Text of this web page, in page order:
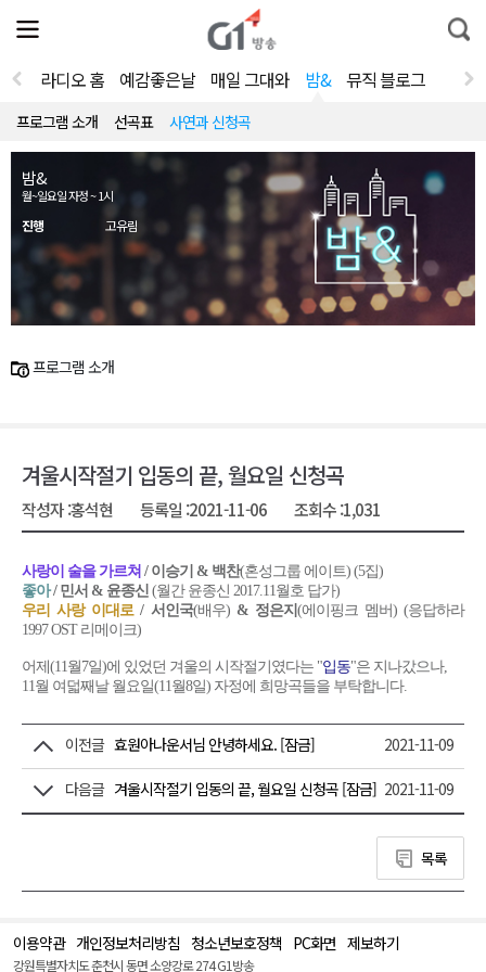
전
체
뉴
열
통
합
라디오 홈 예감좋은날 매일 그대와 밤& 뮤직 블로그
프로그램 소개 선곡표 사연과 신청곡
밤&
월~일요일 자정 ~ 1시
진행 고유림
프로그램 소개
겨울시작절기 입동의 끝, 월요일 신청곡
작성자 :홍석현 등록일 :2021-11-06 조회수 :1,031
사랑이 술을 가르쳐 / 이승기 & 백찬(혼성그룹 에이트) (5집)
좋아/ 민서 & 윤종신 (월간 윤종신 2017.11월호 답가)
우리 사랑 이대로 / 서인국(배우)& 정은지 (에이핑크 멤버) (응답하라
1997 OST 리메이크)
어제(11월7일)에 있었던 겨울의 시작절기였다는 "입동"은 지나갔으나,
11월 여덟째날 월요일(11월8일) 자정에 희망곡들을 부탁합니다.
이전글 효원아나운서님 안녕하세요. [잠금] 2021-11-09
다음글 겨울시작절기 입동의 끝, 월요일 신청곡 [잠금] 2021-11-09
목록
이용약관 개인정보처리방침 청소년보호정책 PC화면 제보하기
강원특별자치도 춘천시 동면 소양강로 274 G1방송